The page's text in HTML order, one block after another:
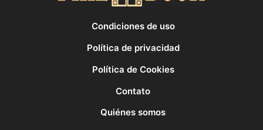
Condiciones de uso
Política de privacidad
Política de Cookies
Contato
Quiénes somos